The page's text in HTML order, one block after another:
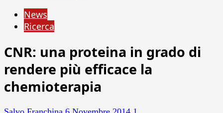
News
Ricerca
CNR: una proteina in grado di
rendere più efficace la
chemioterapia